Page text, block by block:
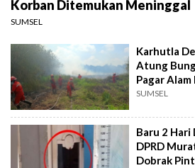
Korban Ditemukan Meninggal
SUMSEL
Karhutla
Atung
Pagar Alam
SUMSEL
Baru 2 Hari
DPRD
Dobrak